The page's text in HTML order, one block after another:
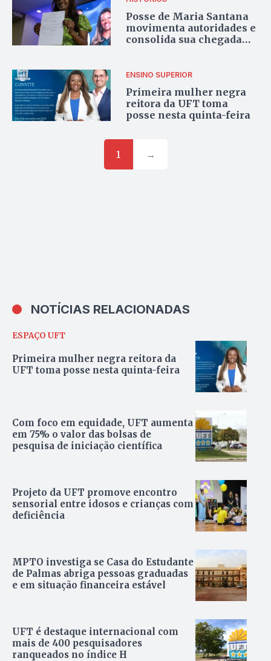
Posse de Maria Santana
movimenta autoridades e
consolida sua chegada
ENSINO SUPERIOR
Primeira mulher negra
reitora da UFT toma
posse nesta quinta-feira
1 →
NOTÍCIAS RELACIONADAS
ESPAÇO UFT
Primeira mulher negra reitora da
UFT toma posse nesta quinta-feira
Com foco em equidade, UFT aumenta
em 75% o valor das bolsas de
pesquisa de iniciação científica
Projeto da UFT promove encontro
sensorial entre idosos e crianças com
deficiência
MPTO investiga se Casa do Estudante
de Palmas abriga pessoas graduadas
e em situação financeira estável
UFT é destaque internacional com
mais de 400 pesquisadores
ranqueados no índice H